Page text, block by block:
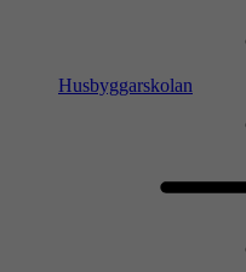
Husbyggarskolan